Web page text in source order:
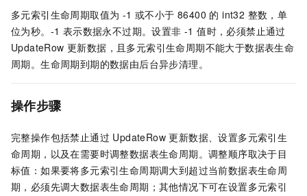
多元索引生命周期取值为 -1 或不小于 86400 的 int32 整数，单
位为秒。-1 表示数据永不过期。设置非 -1 值时，必须禁止通过
UpdateRow 更新数据，且多元索引生命周期不能大于数据表生命
周期。生命周期到期的数据由后台异步清理。
操作步骤
完整操作包括禁止通过 UpdateRow 更新数据、设置多元索引生
命周期，以及在需要时调整数据表生命周期。调整顺序取决于目
标值：如果要将多元索引生命周期调大到超过当前数据表生命周
期，必须先调大数据表生命周期；其他情况下可在设置多元索引